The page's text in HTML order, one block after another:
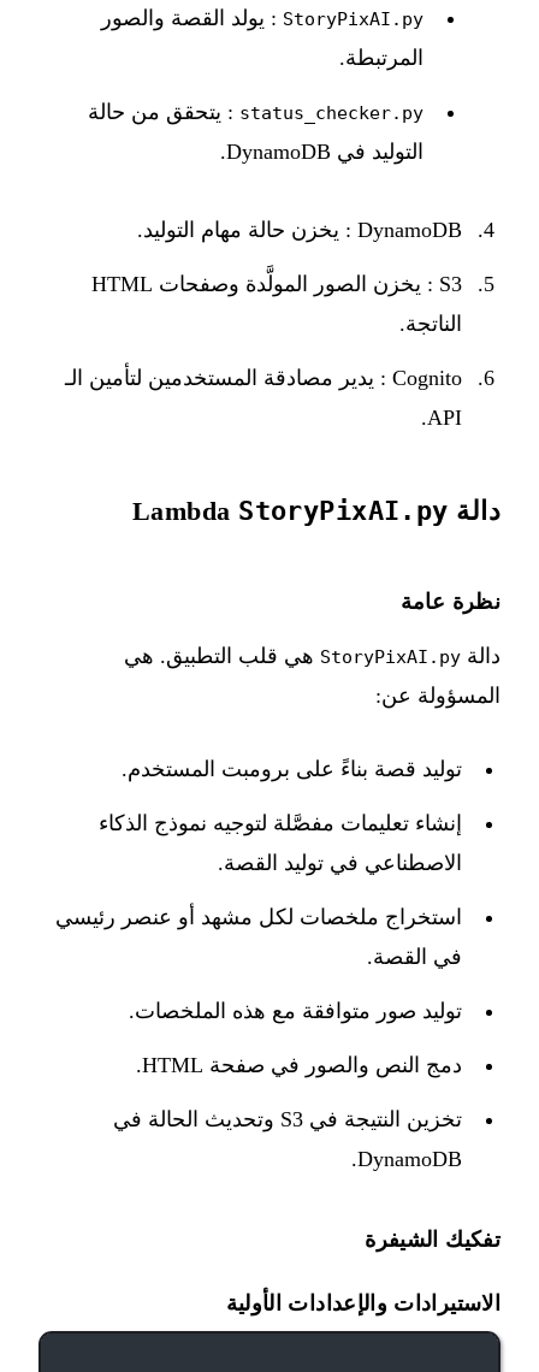
StoryPixAI.py : يولد القصة والصور
المرتبطة.
status_checker.py : يتحقق من حالة
التوليد في DynamoDB.
DynamoDB : يخزن حالة مهام التوليد.
S3 : يخزن الصور المولَّدة وصفحات HTML
الناتجة.
Cognito : يدير مصادقة المستخدمين لتأمين الـ
API.
دالة Lambda StoryPixAI.py
نظرة عامة
دالة StoryPixAI.py هي قلب التطبيق. هي
المسؤولة عن:
توليد قصة بناءً على برومبت المستخدم.
إنشاء تعليمات مفصَّلة لتوجيه نموذج الذكاء
الاصطناعي في توليد القصة.
استخراج ملخصات لكل مشهد أو عنصر رئيسي
في القصة.
توليد صور متوافقة مع هذه الملخصات.
دمج النص والصور في صفحة HTML.
تخزين النتيجة في S3 وتحديث الحالة في
DynamoDB.
تفكيك الشيفرة
الاستيرادات والإعدادات الأولية